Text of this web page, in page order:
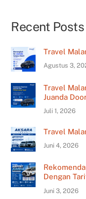
Recent Posts
Travel
Agustus 3,
Travel
Juanda
Juli 1, 2026
Travel
Juni 4, 2026
Dengan
Juni 3, 2026